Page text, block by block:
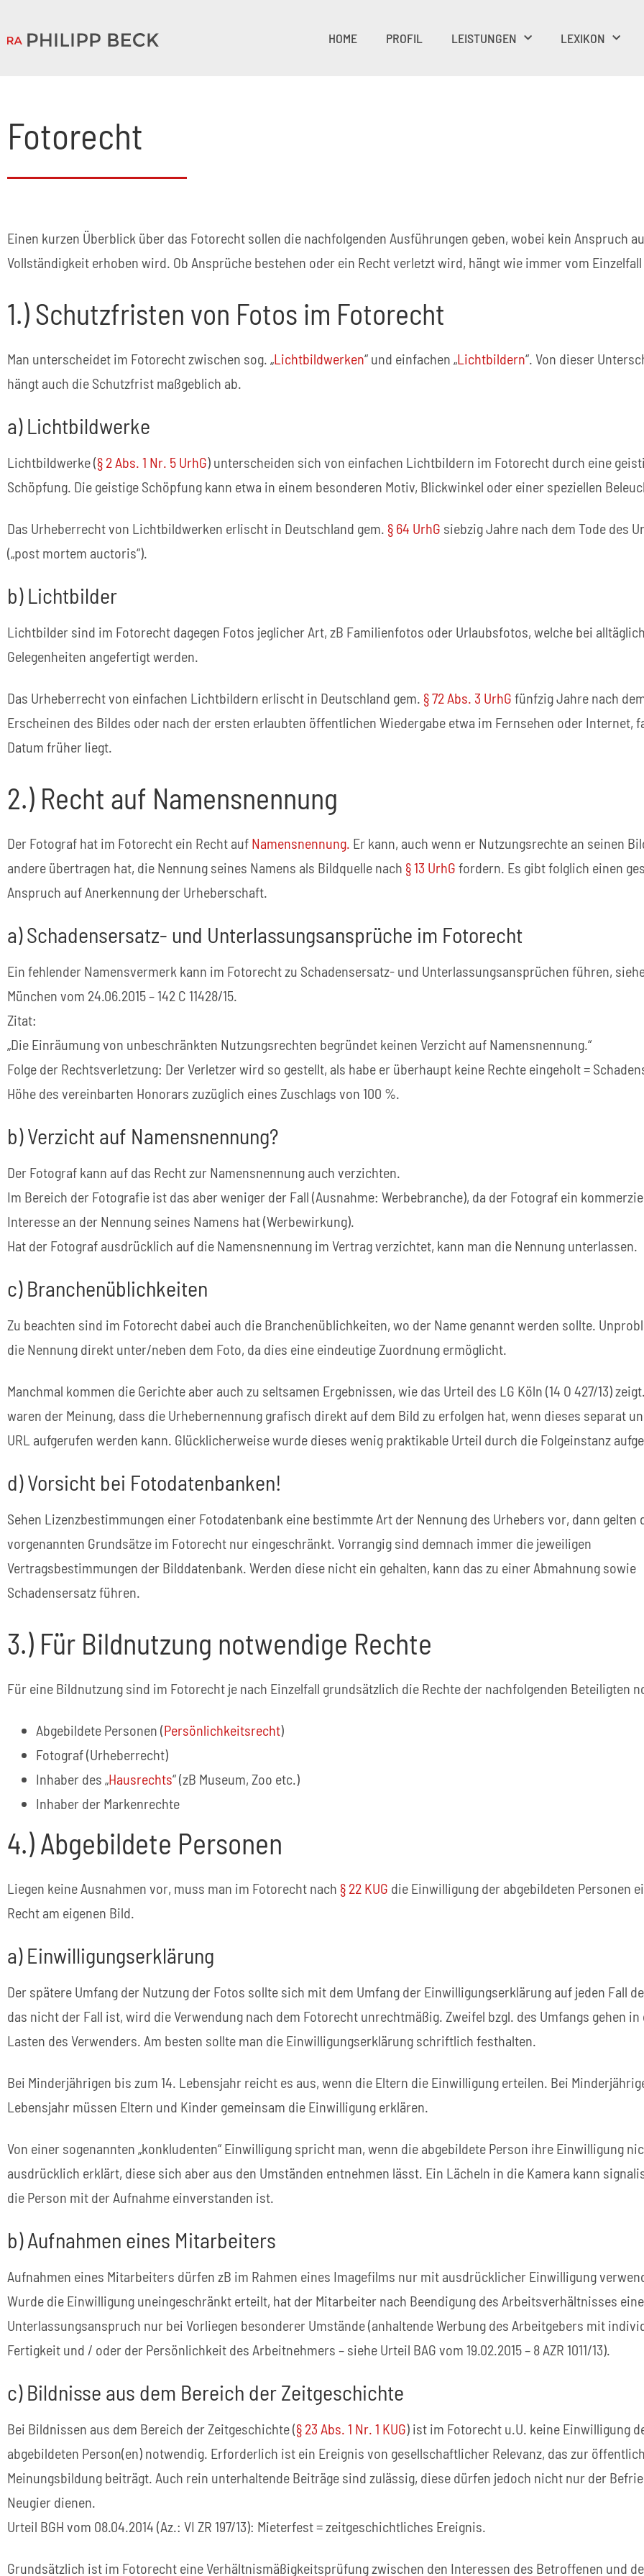
HOME PROFIL LEISTUNGEN LEXIKON
Fotorecht
Einen kurzen Überblick über das Fotorecht sollen die nachfolgenden Ausführungen geben, wobei kein Anspruch
Vollständigkeit erhoben wird. Ob Ansprüche bestehen oder ein Recht verletzt wird, hängt wie immer vom Einzelfall
1.) Schutzfristen von Fotos im Fotorecht
Man unterscheidet im Fotorecht zwischen sog. „Lichtbildwerken“ und einfachen „Lichtbildern“. Von dieser
hängt auch die Schutzfrist maßgeblich ab.
a) Lichtbildwerke
Lichtbildwerke (§ 2 Abs. 1 Nr. 5 UrhG) unterscheiden sich von einfachen Lichtbildern im Fotorecht durch eine
Schöpfung. Die geistige Schöpfung kann etwa in einem besonderen Motiv, Blickwinkel oder einer speziellen
Das Urheberrecht von Lichtbildwerken erlischt in Deutschland gem. § 64 UrhG siebzig Jahre nach dem Tode des
(„post mortem auctoris“).
b) Lichtbilder
Lichtbilder sind im Fotorecht dagegen Fotos jeglicher Art, zB Familienfotos oder Urlaubsfotos, welche bei
Gelegenheiten angefertigt werden.
Das Urheberrecht von einfachen Lichtbildern erlischt in Deutschland gem. § 72 Abs. 3 UrhG fünfzig Jahre nach
Erscheinen des Bildes oder nach der ersten erlaubten öffentlichen Wiedergabe etwa im Fernsehen oder Internet,
Datum früher liegt.
2.) Recht auf Namensnennung
Der Fotograf hat im Fotorecht ein Recht auf Namensnennung. Er kann, auch wenn er Nutzungsrechte an seinen
andere übertragen hat, die Nennung seines Namens als Bildquelle nach § 13 UrhG fordern. Es gibt folglich einen
Anspruch auf Anerkennung der Urheberschaft.
a) Schadensersatz- und Unterlassungsansprüche im Fotorecht
Ein fehlender Namensvermerk kann im Fotorecht zu Schadensersatz- und Unterlassungsansprüchen führen,
München vom 24.06.2015 – 142 C 11428/15.
Zitat:
„Die Einräumung von unbeschränkten Nutzungsrechten begründet keinen Verzicht auf Namensnennung.“
Folge der Rechtsverletzung: Der Verletzer wird so gestellt, als habe er überhaupt keine Rechte eingeholt =
Höhe des vereinbarten Honorars zuzüglich eines Zuschlags von 100 %.
b) Verzicht auf Namensnennung?
Der Fotograf kann auf das Recht zur Namensnennung auch verzichten.
Im Bereich der Fotografie ist das aber weniger der Fall (Ausnahme: Werbebranche), da der Fotograf ein
Interesse an der Nennung seines Namens hat (Werbewirkung).
Hat der Fotograf ausdrücklich auf die Namensnennung im Vertrag verzichtet, kann man die Nennung unterlassen.
c) Branchenüblichkeiten
Zu beachten sind im Fotorecht dabei auch die Branchenüblichkeiten, wo der Name genannt werden sollte.
die Nennung direkt unter/neben dem Foto, da dies eine eindeutige Zuordnung ermöglicht.
Manchmal kommen die Gerichte aber auch zu seltsamen Ergebnissen, wie das Urteil des LG Köln (14 O 427/13)
waren der Meinung, dass die Urhebernennung grafisch direkt auf dem Bild zu erfolgen hat, wenn dieses separat
URL aufgerufen werden kann. Glücklicherweise wurde dieses wenig praktikable Urteil durch die Folgeinstanz
d) Vorsicht bei Fotodatenbanken!
Sehen Lizenzbestimmungen einer Fotodatenbank eine bestimmte Art der Nennung des Urhebers vor, dann gelten
vorgenannten Grundsätze im Fotorecht nur eingeschränkt. Vorrangig sind demnach immer die jeweiligen
Vertragsbestimmungen der Bilddatenbank. Werden diese nicht ein gehalten, kann das zu einer Abmahnung sowie
Schadensersatz führen.
3.) Für Bildnutzung notwendige Rechte
Für eine Bildnutzung sind im Fotorecht je nach Einzelfall grundsätzlich die Rechte der nachfolgenden Beteiligten
Abgebildete Personen (Persönlichkeitsrecht)
Fotograf (Urheberrecht)
Inhaber des „Hausrechts“ (zB Museum, Zoo etc.)
Inhaber der Markenrechte
4.) Abgebildete Personen
Liegen keine Ausnahmen vor, muss man im Fotorecht nach § 22 KUG die Einwilligung der abgebildeten Personen
Recht am eigenen Bild.
a) Einwilligungserklärung
Der spätere Umfang der Nutzung der Fotos sollte sich mit dem Umfang der Einwilligungserklärung auf jeden Fall
das nicht der Fall ist, wird die Verwendung nach dem Fotorecht unrechtmäßig. Zweifel bzgl. des Umfangs gehen in
Lasten des Verwenders. Am besten sollte man die Einwilligungserklärung schriftlich festhalten.
Bei Minderjährigen bis zum 14. Lebensjahr reicht es aus, wenn die Eltern die Einwilligung erteilen. Bei
Lebensjahr müssen Eltern und Kinder gemeinsam die Einwilligung erklären.
Von einer sogenannten „konkludenten“ Einwilligung spricht man, wenn die abgebildete Person ihre Einwilligung
ausdrücklich erklärt, diese sich aber aus den Umständen entnehmen lässt. Ein Lächeln in die Kamera kann
die Person mit der Aufnahme einverstanden ist.
b) Aufnahmen eines Mitarbeiters
Aufnahmen eines Mitarbeiters dürfen zB im Rahmen eines Imagefilms nur mit ausdrücklicher Einwilligung
Wurde die Einwilligung uneingeschränkt erteilt, hat der Mitarbeiter nach Beendigung des Arbeitsverhältnisses
Unterlassungsanspruch nur bei Vorliegen besonderer Umstände (anhaltende Werbung des Arbeitgebers mit
Fertigkeit und / oder der Persönlichkeit des Arbeitnehmers – siehe Urteil BAG vom 19.02.2015 – 8 AZR 1011/13).
c) Bildnisse aus dem Bereich der Zeitgeschichte
Bei Bildnissen aus dem Bereich der Zeitgeschichte (§ 23 Abs. 1 Nr. 1 KUG) ist im Fotorecht u.U. keine Einwilligung
abgebildeten Person(en) notwendig. Erforderlich ist ein Ereignis von gesellschaftlicher Relevanz, das zur
Meinungsbildung beiträgt. Auch rein unterhaltende Beiträge sind zulässig, diese dürfen jedoch nicht nur der
Neugier dienen.
Urteil BGH vom 08.04.2014 (Az.: VI ZR 197/13): Mieterfest = zeitgeschichtliches Ereignis.
Grundsätzlich ist im Fotorecht eine Verhältnismäßigkeitsprüfung zwischen den Interessen des Betroffenen und